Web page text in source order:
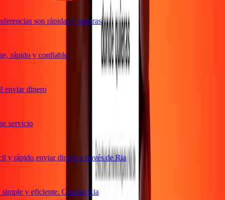
son rápidas y seguras
rápido y confiable
dinero
servicio
rápido enviar dinero a través de Ria
y eficiente. Gracias Ria